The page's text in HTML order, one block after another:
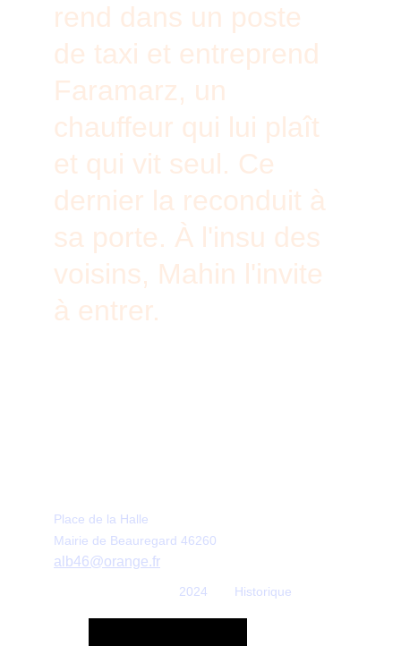
rend dans un poste
de taxi et entreprend
Faramarz, un
chauffeur qui lui plaît
et qui vit seul. Ce
dernier la reconduit à
sa porte. À l'insu des
voisins, Mahin l'invite
à entrer.
Place de la Halle
Mairie de Beauregard 46260
alb46@orange.fr
2024 Historique